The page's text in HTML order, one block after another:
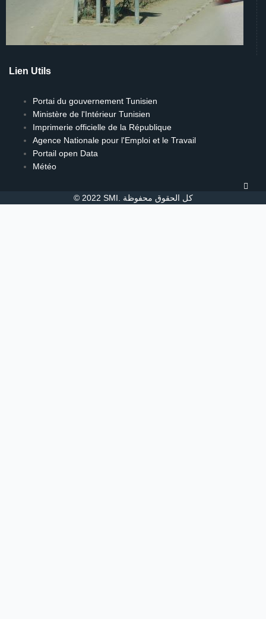
Lien Utils
Portai du gouvernement Tunisien
Ministère de l'Intérieur Tunisien
Imprimerie officielle de la République
Agence Nationale pour l'Emploi et le Travail
Portail open Data
Météo
© 2022 SMI. كل الحقوق محفوظة